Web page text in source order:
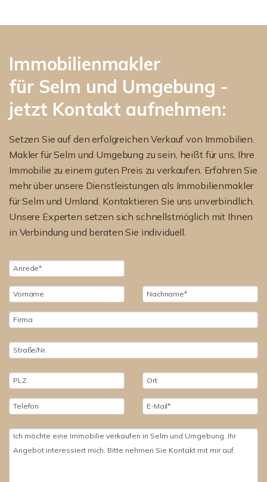
Immobilienmakler
für Selm und Umgebung -
jetzt Kontakt aufnehmen:
Setzen Sie auf den erfolgreichen Verkauf von Immobilien.
Makler für Selm und Umgebung zu sein, heißt für uns, Ihre
Immobilie zu einem guten Preis zu verkaufen. Erfahren Sie
mehr über unsere Dienstleistungen als Immobilienmakler
für Selm und Umland. Kontaktieren Sie uns unverbindlich.
Unsere Experten setzen sich schnellstmöglich mit Ihnen
in Verbindung und beraten Sie individuell.